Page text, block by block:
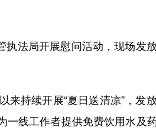
法局开展慰问活动，现场发
持续开展“夏日送清凉”，发
线工作者提供免费饮用水及